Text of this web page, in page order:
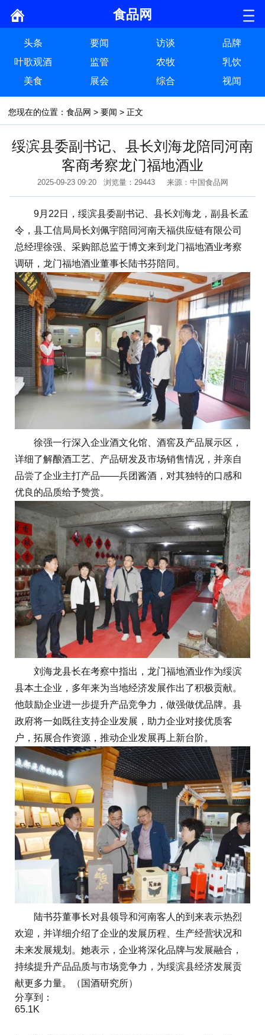
食品网
头条 要闻 访谈
品牌
叶歌观酒
监管 农牧
乳饮
美食
展会 综合 视闻
您现在的位置： 食品网 > 要闻 > 正文
绥滨县委副书记、县长刘海龙陪同河南
客商考察龙门福地酒业
2025-09-23 09:20 浏览量：29443 来源：中国食品网
9月22日，绥滨县委副书记、县长刘海龙，副县长孟
令，县工信局局长刘佩宇陪同河南天福供应链有限公司
总经理徐强、采购部总监于博文来到龙门福地酒业考察
调研，龙门福地酒业董事长陆书芬陪同。
徐强一行深入企业酒文化馆、酒窖及产品展示区，
详细了解酿酒工艺、产品研发及市场销售情况，并亲自
品尝了企业主打产品——兵团酱酒，对其独特的口感和
优良的品质给予赞赏。
刘海龙县长在考察中指出，龙门福地酒业作为绥滨
县本土企业，多年来为当地经济发展作出了积极贡献。
他鼓励企业进一步提升产品竞争力，做强做优品牌。县
政府将一如既往支持企业发展，助力企业对接优质客
户，拓展合作资源，推动企业发展再上新台阶。
陆书芬董事长对县领导和河南客人的到来表示热烈
欢迎，并详细介绍了企业的发展历程、生产经营状况和
未来发展规划。她表示，企业将深化品牌与发展融合，
持续提升产品品质与市场竞争力，为绥滨县经济发展贡
献更多力量。（国酒研究所）
分享到：
65.1K